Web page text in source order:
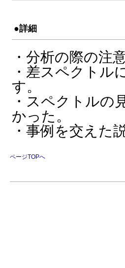
●詳細
・分析の際の注
・差スペクトル
す。
・スペクトルの
かった。
・事例を交えた
ページTOPへ